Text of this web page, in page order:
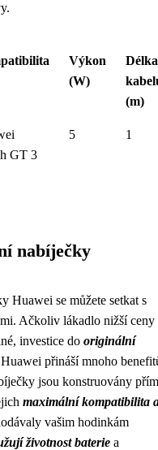
Výkon
(W)
Délka
(m)
GT 3
5 1
nabíječky
Huawei se můžete setkat s
Ačkoliv lákadlo nižší ceny
investice do originální
přináší mnoho
jsou konstruovány
maximální kompatibilita
vašim hodinkám
životnost baterie a